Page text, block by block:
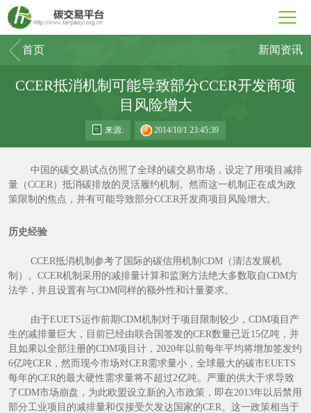
首页 新闻资讯
CCER抵消机制可能导致部分CCER开发商项
目风险增大
来源: 2014/10/1 23:45:39
中国的碳交易试点仿照了全球的碳交易市场，设定了用项目减排
量（CCER）抵消碳排放的灵活履约机制。然而这一机制正在成为政
策限制的焦点，并有可能导致部分CCER开发商项目风险增大。
历史经验
CCER抵消机制参考了国际的碳信用机制CDM（清洁发展机
制）。CCER机制采用的减排量计算和监测方法绝大多数取自CDM方
法学，并且设置有与CDM同样的额外性和计量要求。
由于EUETS运作前期CDM机制对于项目限制较少，CDM项目产
生的减排量巨大，目前已经由联合国签发的CER数量已近15亿吨，并
且如果以全部注册的CDM项目计，2020年以前每年平均将增加签发约
6亿吨CER，然而现今市场对CER需求量小，全球最大的碳市EUETS
每年的CER的最大硬性需求量将不超过2亿吨。严重的供大于求导致
了CDM市场崩盘，为此欧盟设立新的入市政策，即在2013年以后禁用
部分工业项目的减排量和仅接受欠发达国家的CER。这一政策相当于